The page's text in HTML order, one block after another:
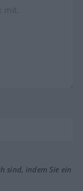
sind, indem Sie ein